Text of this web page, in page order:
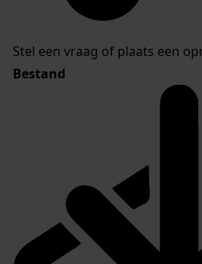
Stel een vraag of plaats een
Bestand